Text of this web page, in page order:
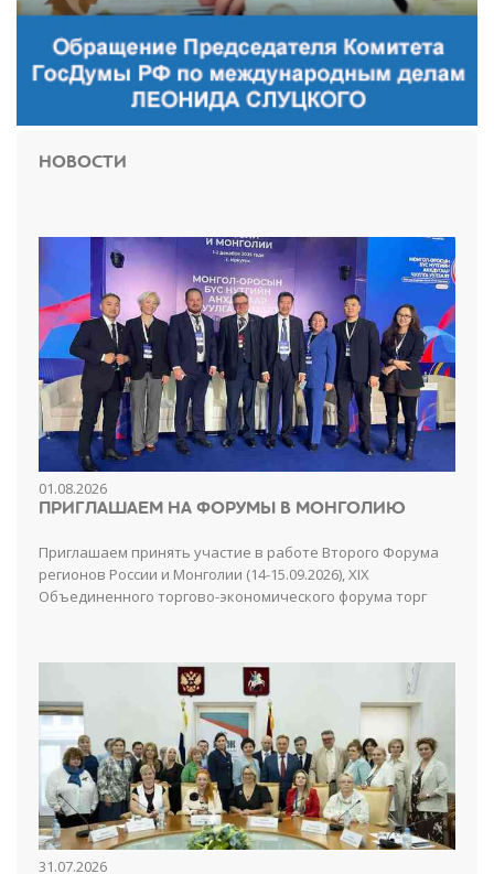
НОВОСТИ
01.08.2026
ПРИГЛАШАЕМ НА ФОРУМЫ В МОНГОЛИЮ
Приглашаем принять участие в работе Второго Форума
регионов России и Монголии (14-15.09.2026), XIX
Объединенного торгово-экономического форума торг
31.07.2026